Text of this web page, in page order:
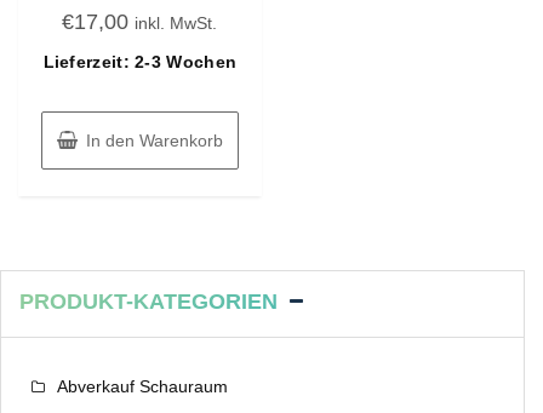
mit
0
5
€17,00 inkl. MwSt.
Lieferzeit: 2-3 Wochen
In den Warenkorb
PRODUKT-KATEGORIEN
Abverkauf Schauraum